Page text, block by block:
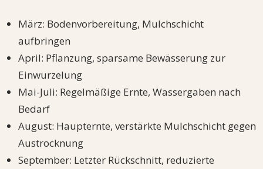
März: Bodenvorbereitung, Mulchschicht
aufbringen
April: Pflanzung, sparsame Bewässerung zur
Einwurzelung
Mai-Juli: Regelmäßige Ernte, Wassergaben nach
Bedarf
August: Haupternte, verstärkte Mulchschicht gegen
Austrocknung
September: Letzter Rückschnitt, reduzierte